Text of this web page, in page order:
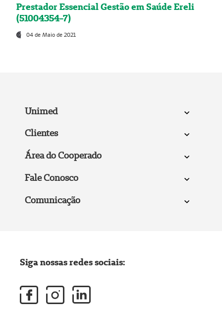
Prestador Essencial Gestão em Saúde Ereli
(51004354-7)
04 de Maio de 2021
Unimed
Clientes
Área do Cooperado
Fale Conosco
Comunicação
Siga nossas redes sociais: